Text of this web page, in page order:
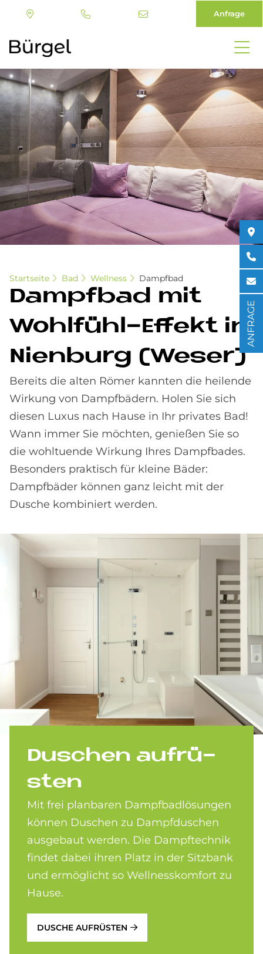
Direkt
zum
Inhalt
Anfrage
Startseite Bad Wellness Dampfbad
Dampf­bad mit
Wohl­fühl-Ef­fe­kt in
Nien­burg (We­ser)
Bereits die alten Römer kannten die heilende
Wirkung von Dampfbädern. Holen Sie sich
diesen Luxus nach Hause in Ihr privates Bad!
Wann immer Sie möchten, genießen Sie so
die wohltuende Wirkung Ihres Dampfbades.
Besonders praktisch für kleine Bäder:
Dampfbäder können ganz leicht mit der
Dusche kombiniert werden.
Du­schen auf­rü­
sten
Mit frei planbaren Dampfbadlösungen
können Duschen zu Dampfduschen
ausgebaut werden. Die Dampftechnik
findet dabei ihren Platz in der Sitzbank
und ermöglicht so Wellnesskomfort zu
Hause.
DUSCHE AUFRÜSTEN
ANFRAGE